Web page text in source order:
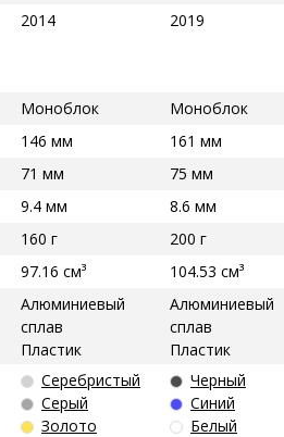
2014 2019
Моноблок
Моноблок
146 мм
161 мм
71 мм
75 мм
9.4 мм
8.6 мм
160 г
200 г
97.16 см³
104.53 см³
Алюминиевый
сплав
Пластик
Алюминиевый
сплав
Пластик
Серебристый
Серый
Золото
Черный
Синий
Белый